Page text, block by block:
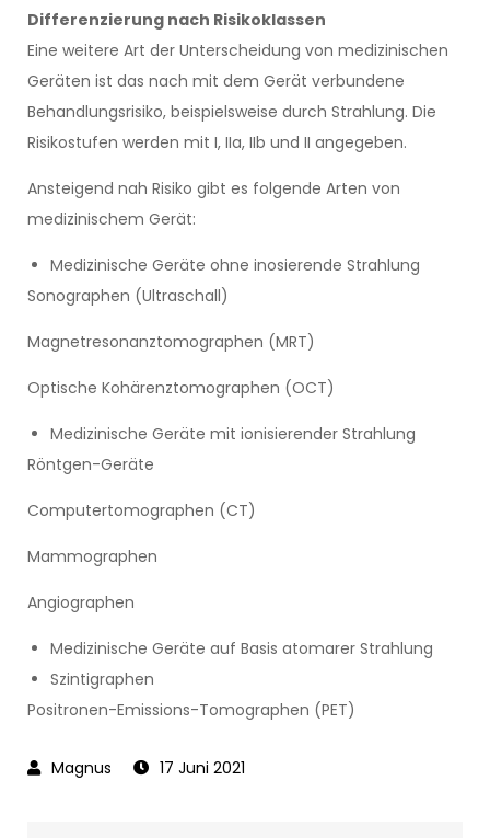
Differenzierung nach Risikoklassen
Eine weitere Art der Unterscheidung von medizinischen
Geräten ist das nach mit dem Gerät verbundene
Behandlungsrisiko, beispielsweise durch Strahlung. Die
Risikostufen werden mit I, IIa, IIb und II angegeben.
Ansteigend nah Risiko gibt es folgende Arten von
medizinischem Gerät:
Medizinische Geräte ohne inosierende Strahlung
Sonographen (Ultraschall)
Magnetresonanztomographen (MRT)
Optische Kohärenztomographen (OCT)
Medizinische Geräte mit ionisierender Strahlung
Röntgen-Geräte
Computertomographen (CT)
Mammographen
Angiographen
Medizinische Geräte auf Basis atomarer Strahlung
Szintigraphen
Positronen-Emissions-Tomographen (PET)
17 Juni 2021